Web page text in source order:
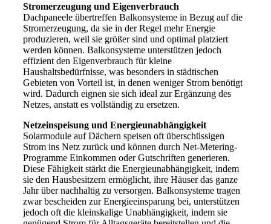
Stromerzeugung und Eigenverbrauch
Dachpaneele übertreffen Balkonsysteme in Bezug auf die
Stromerzeugung, da sie in der Regel mehr Energie
produzieren, weil sie größer sind und optimal platziert
werden können. Balkonsysteme unterstützen jedoch
effizient den Eigenverbrauch für kleine
Haushaltsbedürfnisse, was besonders in städtischen
Gebieten von Vorteil ist, in denen weniger Strom benötigt
wird. Dadurch eignen sie sich ideal zur Ergänzung des
Netzes, anstatt es vollständig zu ersetzen.
Netzeinspeisung und Energieunabhängigkeit
Solarmodule auf Dächern speisen oft überschüssigen
Strom ins Netz zurück und können durch Net-Metering-
Programme Einkommen oder Gutschriften generieren.
Diese Fähigkeit stärkt die Energieunabhängigkeit, indem
sie den Hausbesitzern ermöglicht, ihre Häuser das ganze
Jahr über nachhaltig zu versorgen. Balkonsysteme tragen
zwar bescheiden zur Energieeinsparung bei, unterstützen
jedoch oft die kleinskalige Unabhängigkeit, indem sie